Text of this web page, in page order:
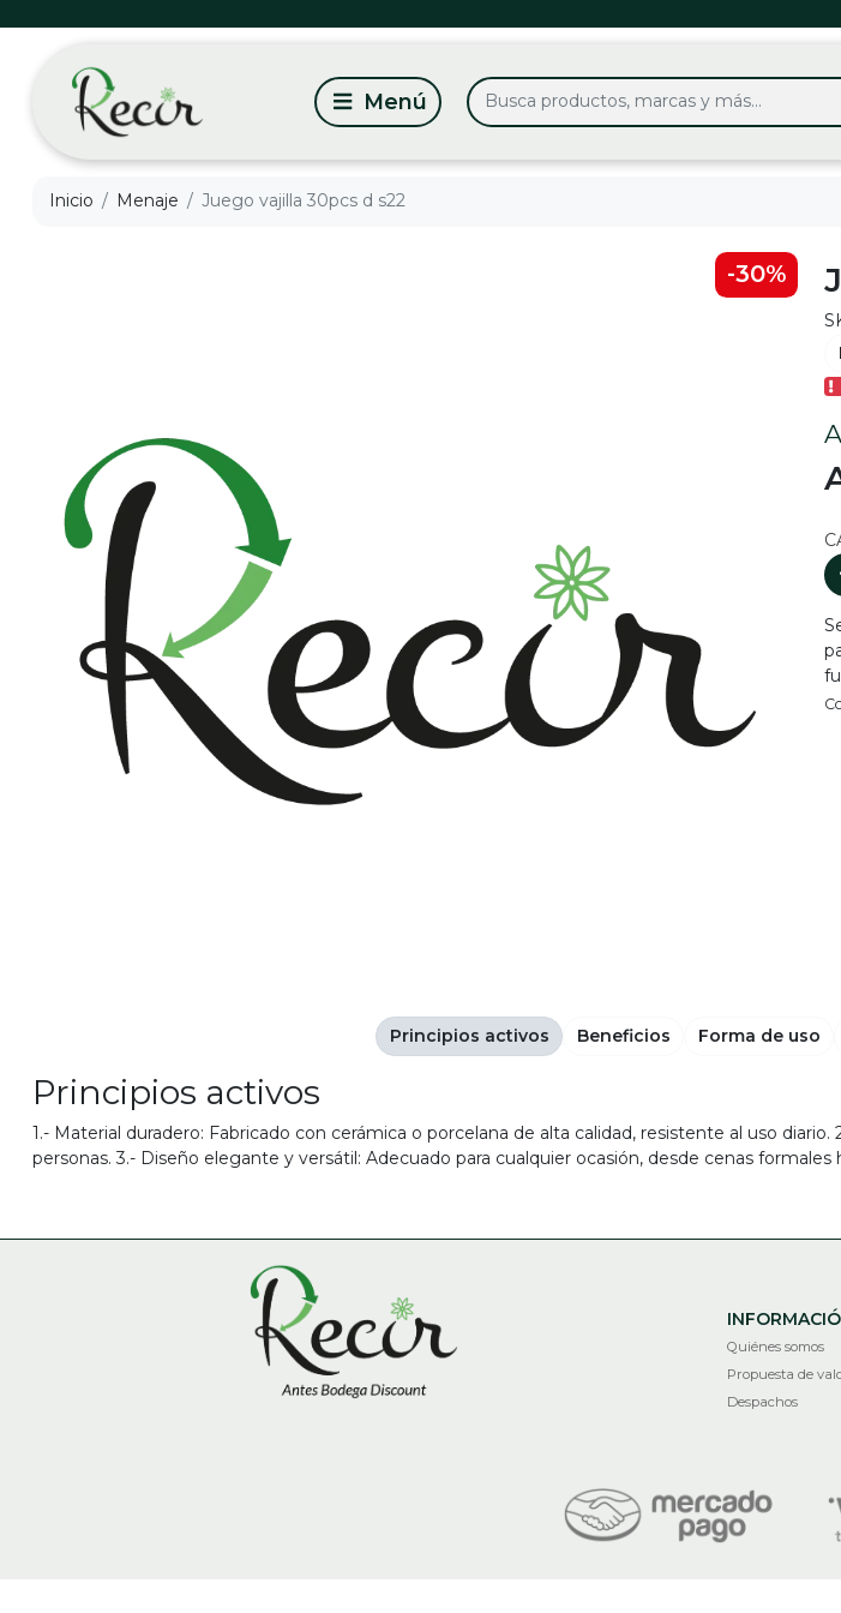
Inicio Menaje Juego vajilla 30pcs d s22
-30%
Principios activos
1.- Material duradero: Fabricado con cerámica o porcelana de alta calidad, resistente al uso
personas. 3.- Diseño elegante y versátil: Adecuado para cualquier ocasión, desde cenas
Principios activos Beneficios Forma de uso
Quiénes somos
Propuesta de
Despachos